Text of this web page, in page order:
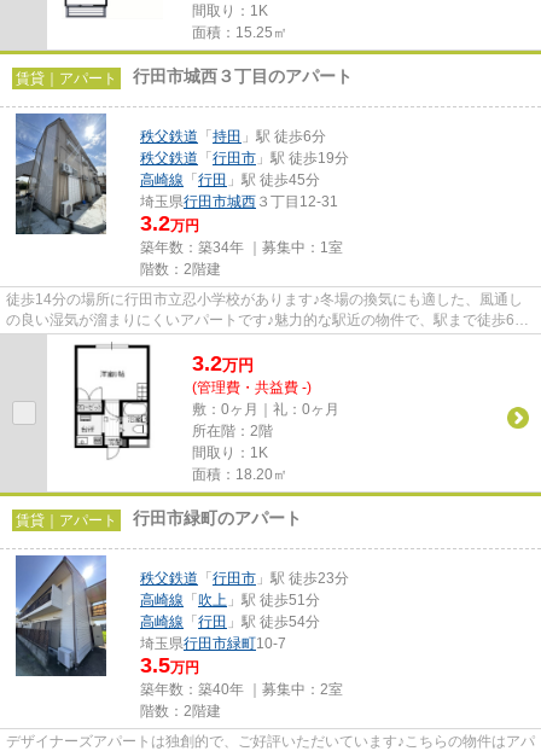
間取り：1K
面積：15.25㎡
賃貸｜アパート 行田市城西３丁目のアパート
秩父鉄道 「 持田 」駅 徒歩6分
秩父鉄道 「 行田市 」駅 徒歩19分
高崎線 「 行田 」駅 徒歩45分
埼玉県行田市城西 ３丁目12-31
3.2万円
築年数：築34年 ｜募集中： 1室
階数：2階建
徒歩14分の場所に行田市立忍小学校があります♪冬場の換気にも適した、風通し
の良い湿気が溜まりにくいアパートです♪魅力的な駅近の物件で、駅まで徒歩6分
です♪家賃5万円以下の物件をお...
3.2万円
(管理費・共益費 -)
敷：0ヶ月｜礼：0ヶ月
所在階：2階
間取り：1K
面積：18.20㎡
賃貸｜アパート 行田市緑町のアパート
秩父鉄道 「 行田市 」駅 徒歩23分
高崎線 「 吹上 」駅 徒歩51分
高崎線 「 行田 」駅 徒歩54分
埼玉県行田市緑町10-7
3.5万円
築年数：築40年 ｜募集中： 2室
階数：2階建
デザイナーズアパートは独創的で、ご好評いただいています♪こちらの物件はアパ